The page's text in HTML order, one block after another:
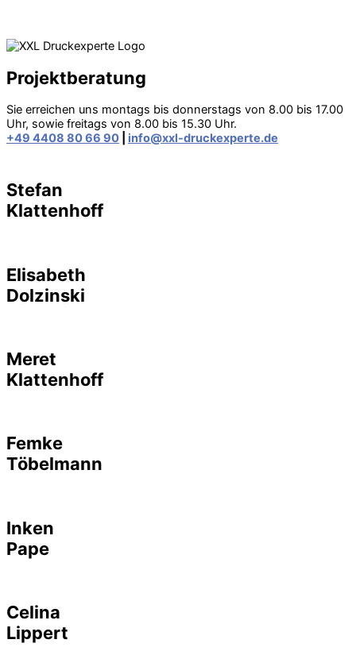
Projektberatung
Sie erreichen uns montags bis donnerstags von 8.00 bis 17.00
Uhr, sowie freitags von 8.00 bis 15.30 Uhr.
+49 4408 80 66 90
info@xxl-druckexperte.de
Stefan
Klattenhoff
Elisabeth
Dolzinski
Meret
Klattenhoff
Femke
Töbelmann
Inken
Pape
Celina
Lippert